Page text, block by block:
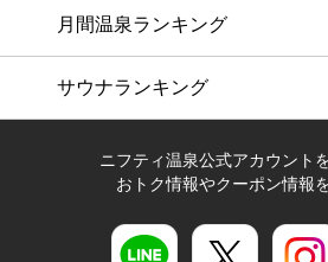
月間温泉ランキング
サウナランキング
ニフティ温泉公式アカウント
おトク情報やクーポン情報